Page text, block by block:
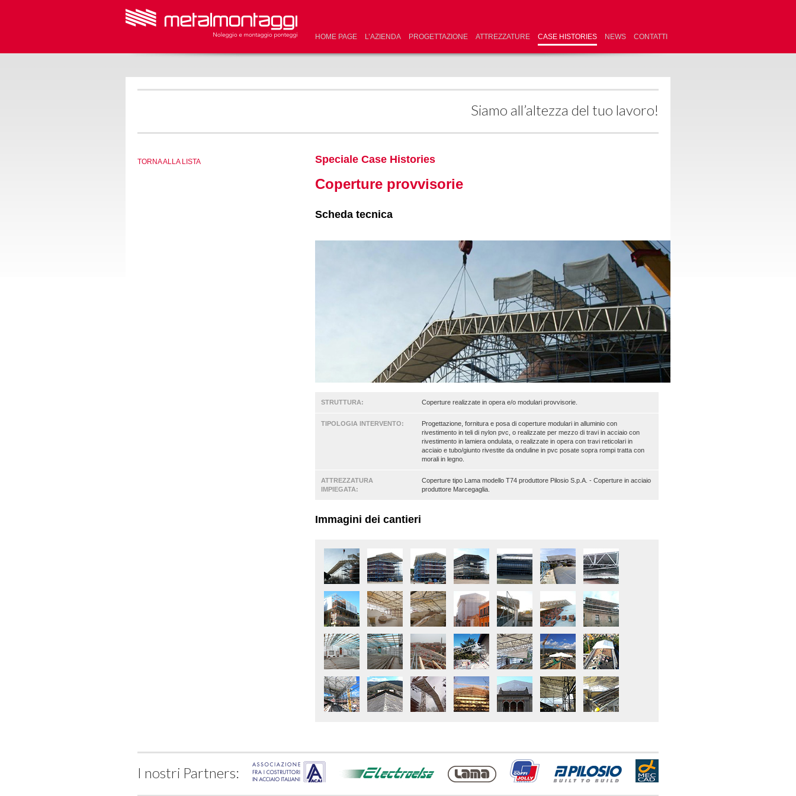
HOME PAGE L’AZIENDA PROGETTAZIONE ATTREZZATURE CASE HISTORIES NEWS CONTATTI
Siamo all’altezza del tuo lavoro!
TORNA ALLA LISTA Speciale Case Histories
Coperture provvisorie
Scheda tecnica
STRUTTURA: Coperture realizzate in opera e/o modulari provvisorie.
TIPOLOGIA INTERVENTO:
Progettazione, fornitura e posa di coperture modulari in alluminio con
rivestimento in teli di nylon pvc, o realizzate per mezzo di travi in acciaio con
rivestimento in lamiera ondulata, o realizzate in opera con travi reticolari in
acciaio e tubo/giunto rivestite da onduline in pvc posate sopra rompi tratta con
morali in legno.
ATTREZZATURA
IMPIEGATA:
Coperture tipo Lama modello T74 produttore Pilosio S.p.A. - Coperture in acciaio
produttore Marcegaglia.
Immagini dei cantieri
I nostri Partners: